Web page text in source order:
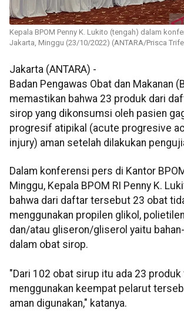
Kepala BPOM Penny K. Lukito (tengah) dalam
Jakarta, Minggu (23/10/2022) (ANTARA/Prisca
Jakarta (ANTARA) -
Badan Pengawas Obat dan Makanan
memastikan bahwa 23 produk dari
sirop yang dikonsumsi oleh pasien
progresif atipikal (acute progresive
injury) aman setelah dilakukan
Dalam konferensi pers di Kantor
Minggu, Kepala BPOM RI Penny K.
bahwa dari daftar tersebut 23 obat
menggunakan propilen glikol,
dan/atau gliseron/gliserol yaitu
dalam obat sirop.
"Dari 102 obat sirup itu ada 23 produk
menggunakan keempat pelarut
aman digunakan," katanya.